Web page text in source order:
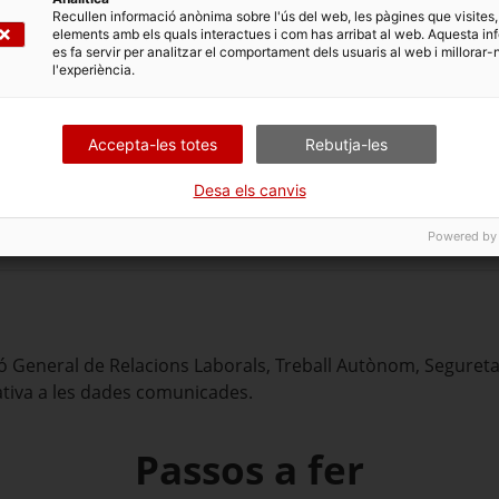
màxim, durant les 24 hores posteriors des que es
la comunicació en un dia inhàbil s'entén efectuada el
General de Relacions Laborals, Treball Autònom,
a les dades comunicades.
Passos a fer
Recullen informació anònima sobre l'ús del web, les pàgines que
elements amb els quals interactues i com has arribat al web. Aquesta
es fa servir per analitzar el comportament dels usuaris al web i millorar-
l'experiència.
Accepta-les totes Rebutja-les
Desa els canvis
Powered by